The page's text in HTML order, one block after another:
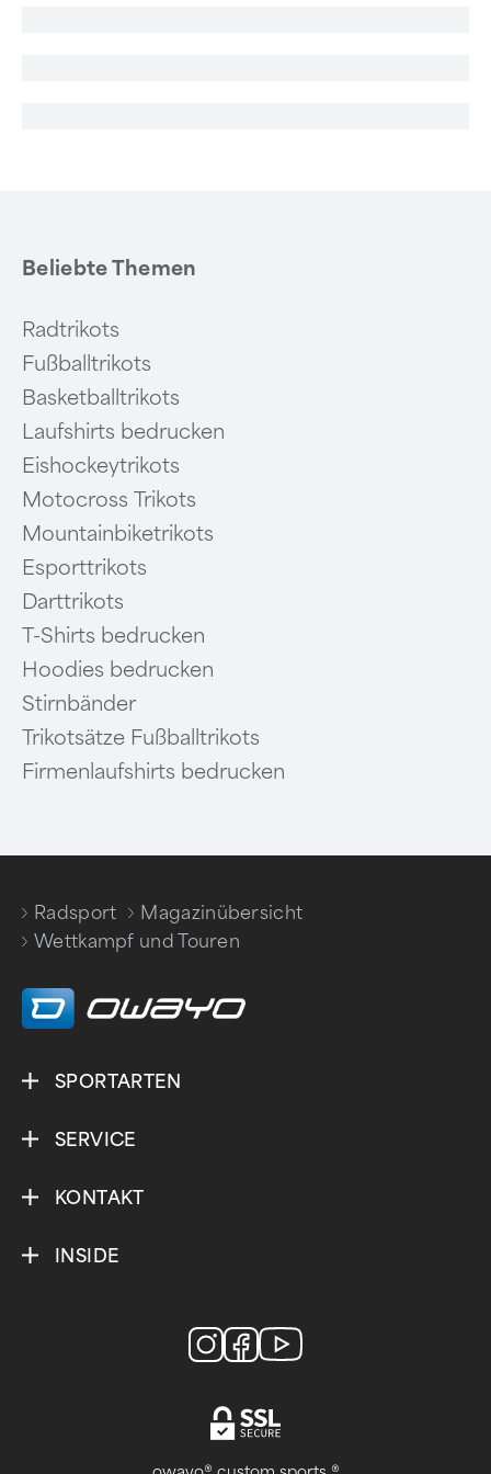
Beliebte Themen
Radtrikots
Fußballtrikots
Basketballtrikots
Laufshirts bedrucken
Eishockeytrikots
Motocross Trikots
Mountainbiketrikots
Esporttrikots
Darttrikots
T-Shirts bedrucken
Hoodies bedrucken
Stirnbänder
Trikotsätze Fußballtrikots
Firmenlaufshirts bedrucken
Radsport
/
Magazinübersicht
/
Wettkampf und Touren
SPORTARTEN
SERVICE
KONTAKT
INSIDE